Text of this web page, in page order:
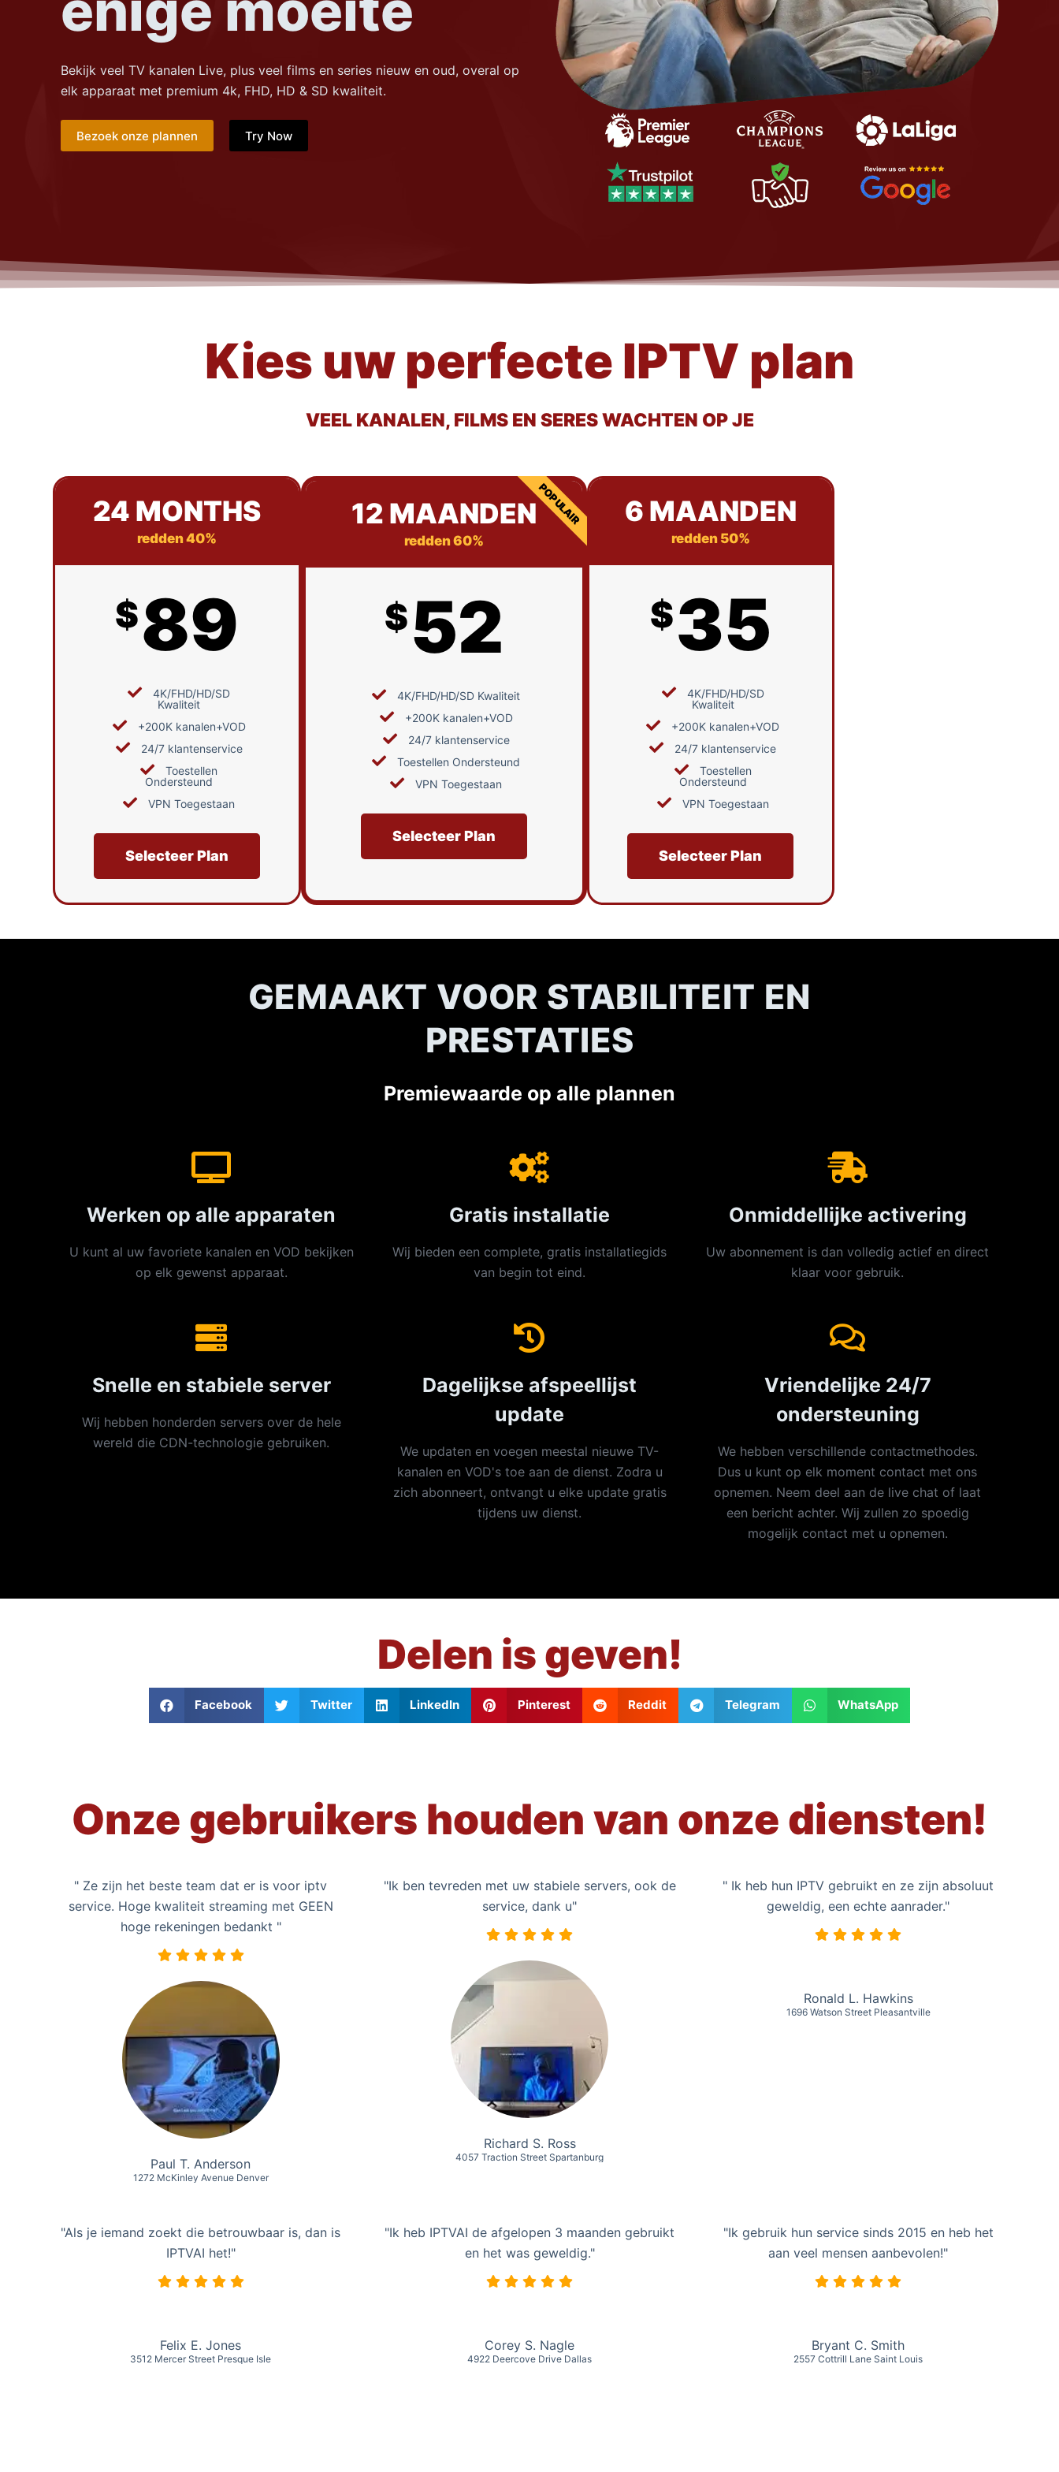
Bekijk veel TV kanalen Live, plus veel films en series nieuw en oud, overal op
elk apparaat met premium 4k, FHD, HD & SD kwaliteit.
Bezoek onze plannen Try Now
Kies uw perfecte IPTV plan
VEEL KANALEN, FILMS EN SERES WACHTEN OP JE
24 MONTHS
redden 40%
$89
4K/FHD/HD/SD
Kwaliteit
+200K kanalen+VOD
24/7 klantenservice
Toestellen
Ondersteund
VPN Toegestaan
Selecteer Plan
12 MAANDEN
redden 60%
$52
4K/FHD/HD/SD Kwaliteit
+200K kanalen+VOD
24/7 klantenservice
Toestellen Ondersteund
VPN Toegestaan
Selecteer Plan
POPULAIR 6 MAANDEN
redden 50%
$35
4K/FHD/HD/SD
Kwaliteit
+200K kanalen+VOD
24/7 klantenservice
Toestellen
Ondersteund
VPN Toegestaan
Selecteer Plan
GEMAAKT VOOR STABILITEIT EN
PRESTATIES
Premiewaarde op alle plannen
Werken op alle apparaten
U kunt al uw favoriete kanalen en VOD bekijken
op elk gewenst apparaat.
Gratis installatie
Wij bieden een complete, gratis installatiegids
van begin tot eind.
Onmiddellijke activering
Uw abonnement is dan volledig actief en direct
klaar voor gebruik.
Snelle en stabiele server
Wij hebben honderden servers over de hele
wereld die CDN-technologie gebruiken.
Dagelijkse afspeellijst
update
We updaten en voegen meestal nieuwe TV-
kanalen en VOD's toe aan de dienst. Zodra u
zich abonneert, ontvangt u elke update gratis
tijdens uw dienst.
Vriendelijke 24/7
ondersteuning
We hebben verschillende contactmethodes.
Dus u kunt op elk moment contact met ons
opnemen. Neem deel aan de live chat of laat
een bericht achter. Wij zullen zo spoedig
mogelijk contact met u opnemen.
Delen is geven!
Facebook Twitter LinkedIn Pinterest Reddit Telegram WhatsApp
Onze gebruikers houden van onze diensten!
" Ze zijn het beste team dat er is voor iptv
service. Hoge kwaliteit streaming met GEEN
hoge rekeningen bedankt "
Paul T. Anderson
1272 McKinley Avenue Denver
"Ik ben tevreden met uw stabiele servers, ook de
service, dank u"
Richard S. Ross
4057 Traction Street Spartanburg
" Ik heb hun IPTV gebruikt en ze zijn absoluut
geweldig, een echte aanrader."
Ronald L. Hawkins
1696 Watson Street Pleasantville
"Als je iemand zoekt die betrouwbaar is, dan is
IPTVAI het!"
Felix E. Jones
3512 Mercer Street Presque Isle
"Ik heb IPTVAI de afgelopen 3 maanden gebruikt
en het was geweldig."
Corey S. Nagle
4922 Deercove Drive Dallas
"Ik gebruik hun service sinds 2015 en heb het
aan veel mensen aanbevolen!"
Bryant C. Smith
2557 Cottrill Lane Saint Louis